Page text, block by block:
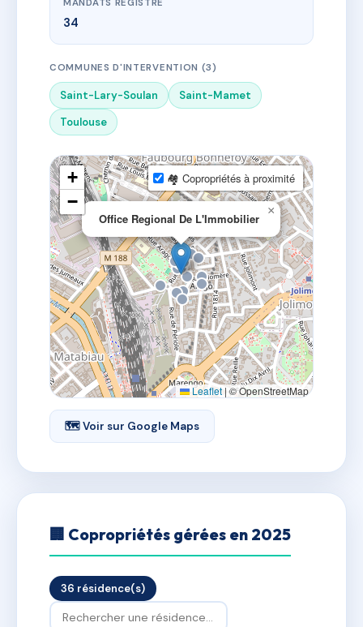
MANDATS REGISTRE
34
COMMUNES D'INTERVENTION (3)
Saint-Lary-Soulan
Saint-Mamet
Toulouse
Office Regional De L'Immobilier
×
+
−
🏘 Copropriétés à proximité
Leaflet |© OpenStreetMap
🗺 Voir sur Google Maps
🏢 Copropriétés gérées en 2025
36 résidence(s)